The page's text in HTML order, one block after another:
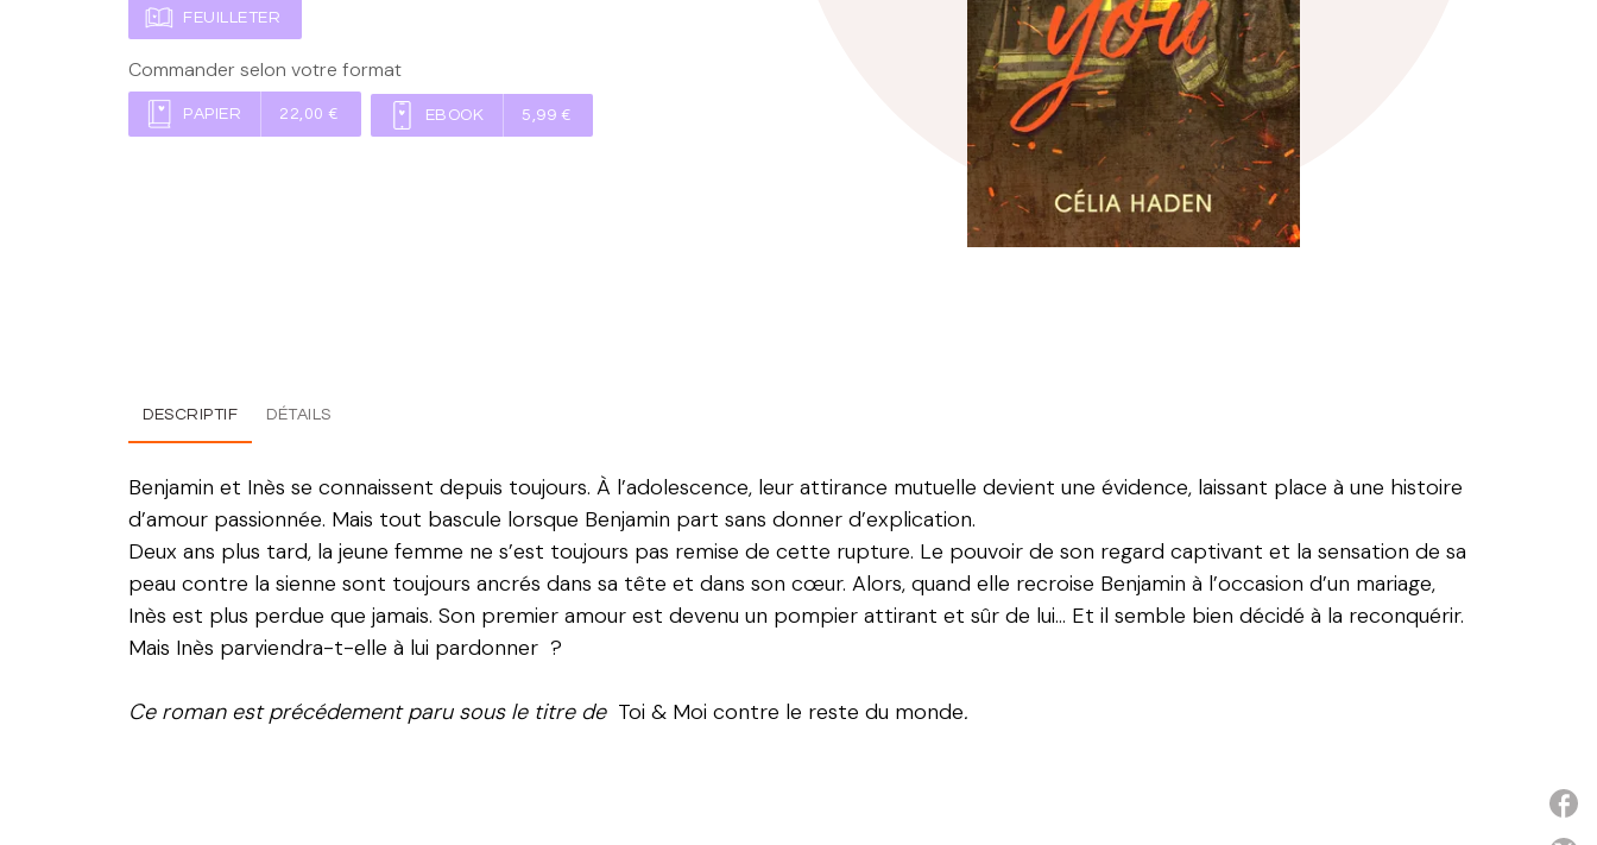
FEUILLETER
Commander selon votre format
PAPIER 22,00 € EBOOK 5,99 €
DESCRIPTIF DÉTAILS
Benjamin et Inès se connaissent depuis toujours. À l’adolescence, leur attirance mutuelle devient une évidence, laissant place à une histoire
d’amour passionnée. Mais tout bascule lorsque Benjamin part sans donner d’explication.
Deux ans plus tard, la jeune femme ne s’est toujours pas remise de cette rupture. Le pouvoir de son regard captivant et la sensation de sa
peau contre la sienne sont toujours ancrés dans sa tête et dans son cœur. Alors, quand elle recroise Benjamin à l’occasion d’un mariage,
Inès est plus perdue que jamais. Son premier amour est devenu un pompier attirant et sûr de lui… Et il semble bien décidé à la reconquérir.
Mais Inès parviendra-t-elle à lui pardonner ?
Ce roman est précédement paru sous le titre de Toi & Moi contre le reste du monde.